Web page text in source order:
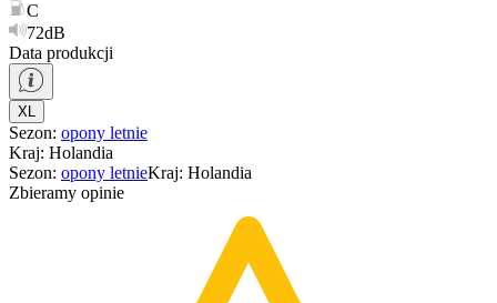
C
72dB
Data produkcji
XL
Sezon: opony letnie
Kraj: Holandia
Sezon: opony letnieKraj: Holandia
Zbieramy opinie